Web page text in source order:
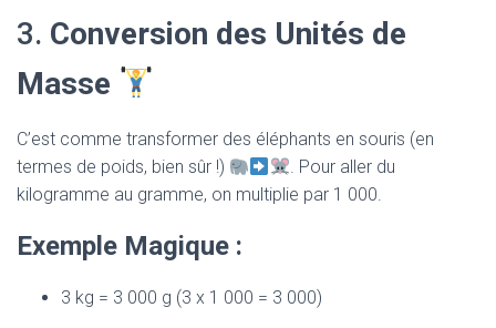
3. Conversion des Unités de
Masse
C’est comme transformer des éléphants en souris (en
termes de poids, bien sûr !)
. Pour aller du
kilogramme au gramme, on multiplie par 1 000.
Exemple Magique :
3 kg = 3 000 g (3 x 1 000 = 3 000)